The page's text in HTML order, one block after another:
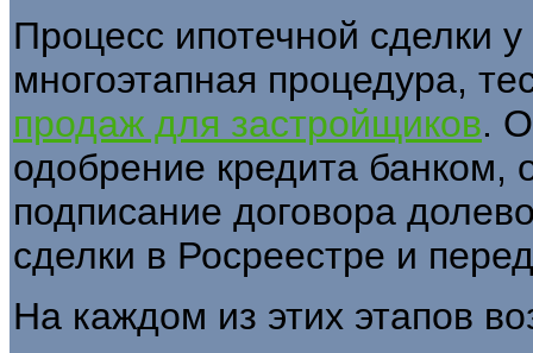
Процесс ипотечной сделки
многоэтапная процедура,
продаж для застройщиков.
одобрение кредита банком,
подписание договора
сделки в Росреестре и
На каждом из этих этапов